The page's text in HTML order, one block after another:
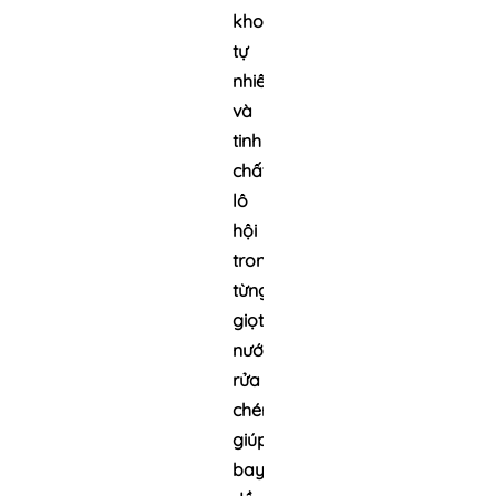
khoáng
tự
nhiên
và
tinh
chất
lô
hội
trong
từng
giọt
nước
rửa
chén
giúp đánh
bay